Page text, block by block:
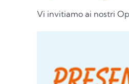
Vi invitiamo ai nostri